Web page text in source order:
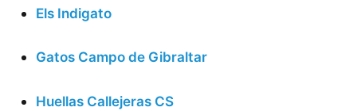
Els Indigato
Gatos Campo de Gibraltar
Huellas Callejeras CS